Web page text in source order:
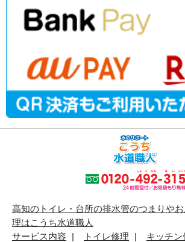
高知のトイレ・台所の排水管のつまりや
理はこうち水道職人
サービス内容
トイレ修理
キッチン